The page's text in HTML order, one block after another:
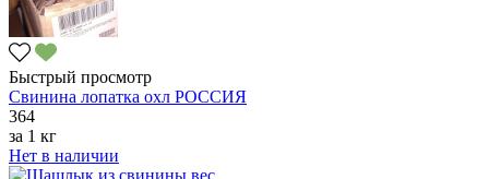
Быстрый просмотр
Свинина лопатка охл РОССИЯ
364
за 1 кг
Нет в наличии